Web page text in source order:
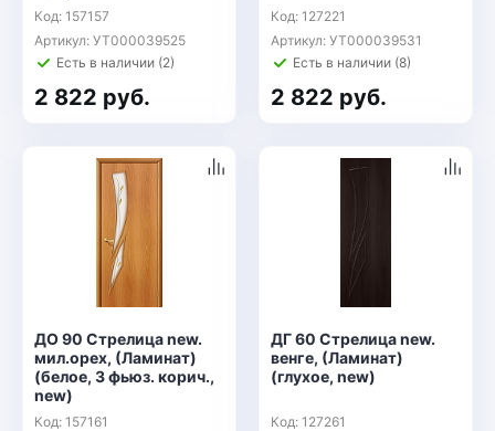
Код: 157157
Артикул: УТ000039525
Есть в наличии (2)
2 822 руб.
Код: 127221
Артикул: УТ000039531
Есть в наличии (8)
2 822 руб.
ДО 90 Стрелица new.
мил.орех, (Ламинат)
(белое, 3 фьюз. корич.,
new)
Код: 157161
ДГ 60 Стрелица new.
венге, (Ламинат)
(глухое, new)
Код: 127261